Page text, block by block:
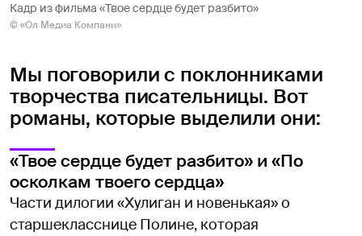
Кадр из фильма «Твое сердце будет разбито»
© «Ол Медиа Компани»
Мы поговорили с поклонниками
творчества писательницы. Вот
романы, которые выделили они:
«Твое сердце будет разбито» и «По
осколкам твоего сердца»
Части дилогии «Хулиган и новенькая» о
старшекласснице Полине, которая